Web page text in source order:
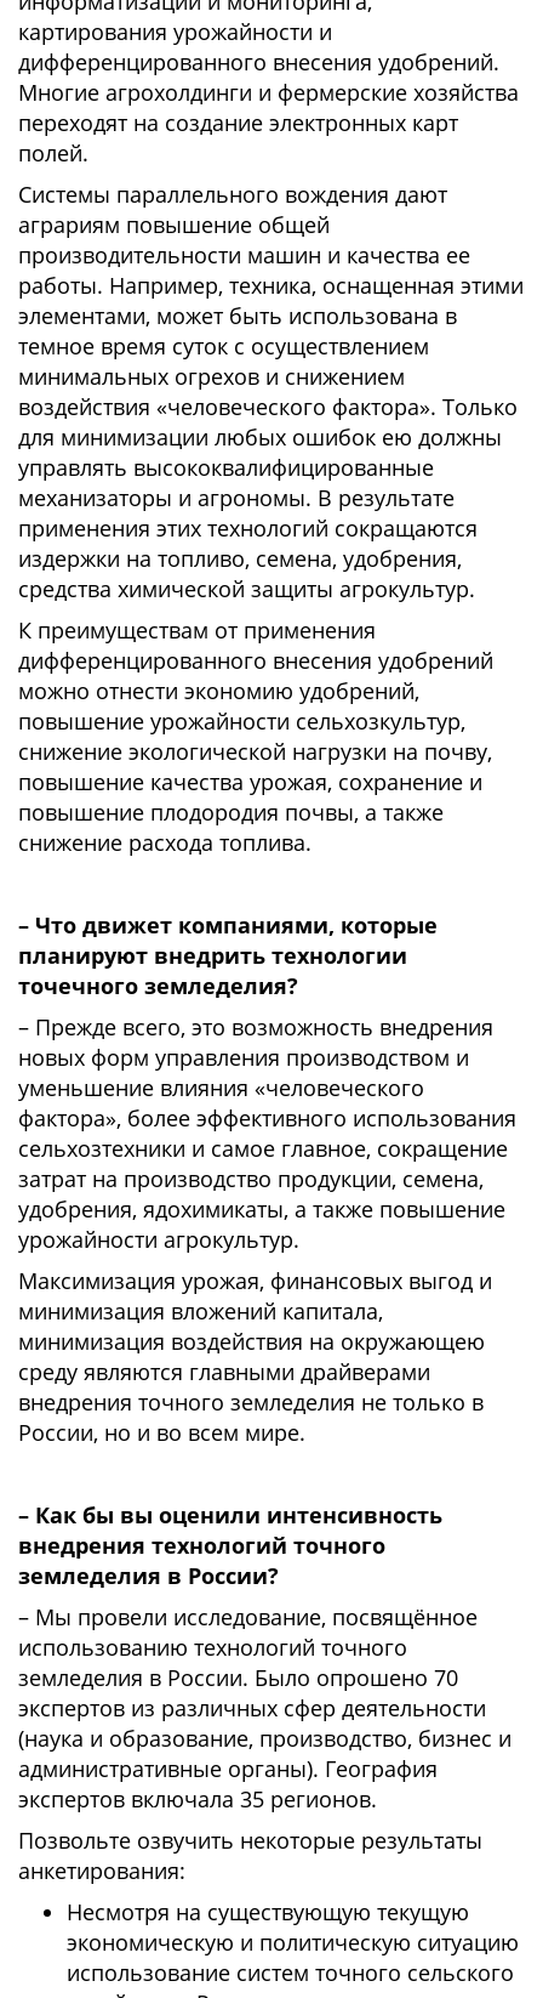
картирования урожайности и
дифференцированного внесения удобрений.
Многие агрохолдинги и фермерские хозяйства
переходят на создание электронных карт
полей.
Системы параллельного вождения дают
аграриям повышение общей
производительности машин и качества ее
работы. Например, техника, оснащенная этими
элементами, может быть использована в
темное время суток с осуществлением
минимальных огрехов и снижением
воздействия «человеческого фактора». Только
для минимизации любых ошибок ею должны
управлять высококвалифицированные
механизаторы и агрономы. В результате
применения этих технологий сокращаются
издержки на топливо, семена, удобрения,
средства химической защиты агрокультур.
К преимуществам от применения
дифференцированного внесения удобрений
можно отнести экономию удобрений,
повышение урожайности сельхозкультур,
снижение экологической нагрузки на почву,
повышение качества урожая, сохранение и
повышение плодородия почвы, а также
снижение расхода топлива.
– Что движет компаниями, которые
планируют внедрить технологии
точечного земледелия?
– Прежде всего, это возможность внедрения
новых форм управления производством и
уменьшение влияния «человеческого
фактора», более эффективного использования
сельхозтехники и самое главное, сокращение
затрат на производство продукции, семена,
удобрения, ядохимикаты, а также повышение
урожайности агрокультур.
Максимизация урожая, финансовых выгод и
минимизация вложений капитала,
минимизация воздействия на окружающею
среду являются главными драйверами
внедрения точного земледелия не только в
России, но и во всем мире.
– Как бы вы оценили интенсивность
внедрения технологий точного
земледелия в России?
– Мы провели исследование, посвящённое
использованию технологий точного
земледелия в России. Было опрошено 70
экспертов из различных сфер деятельности
(наука и образование, производство, бизнес и
административные органы). География
экспертов включала 35 регионов.
Позвольте озвучить некоторые результаты
анкетирования:
Несмотря на существующую текущую
экономическую и политическую ситуацию
использование систем точного сельского